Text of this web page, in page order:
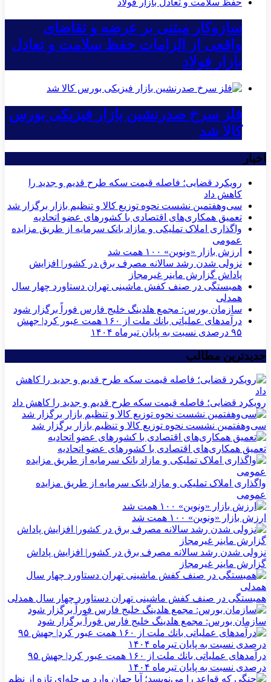
سازوکار مبتنی بر عرضه و تقاضای
واقعی از الزامات حفظ سلامت و تعادل
بازار فولاد
فلز سرخ صدرنشین بازار فیزیکی بورس
کالا شد
اخبار
رویکرد قضایی؛ فاصله قیمت سکه طرح قدیم و جدید را
کاهش داد
سی‌و‌هفتمین نشست نحوه توزیع کالا و تنظیم بازار برگزار شد
تعمیق همکاری‌های اقتصادی با کشورهای عضو اتحادیه
واگذاری املاک تملیکی و مازاد بانک سرمایه از طریق مزایده
عمومی
ارزش بازار «ونوین» ۱۰۰ همت شد
نزولی شدن رشد سالانه مصرف برق در کشور| افزایش
پاداش گزارش ماینر غیرمجاز
همبستگی در صنف کفش ماشینی تهران دستاورد چهار سال
همدلی
سازمان بورس: مجمع هلدینگ خلیج فارس فوراً برگزار شود
درآمدهای عملیاتی بانك ملت از ۱۶۰ همت عبور كرد| جهش
۹۵ درصدی نسبت به پایان تیرماه ۱۴۰۴
جدیدترین مطالب
رویکرد قضایی؛ فاصله قیمت سکه طرح قدیم و جدید را کاهش داد
سی‌و‌هفتمین نشست نحوه توزیع کالا و تنظیم بازار برگزار شد
تعمیق همکاری‌های اقتصادی با کشورهای عضو اتحادیه
واگذاری املاک تملیکی و مازاد بانک سرمایه از طریق مزایده
عمومی
ارزش بازار «ونوین» ۱۰۰ همت شد
نزولی شدن رشد سالانه مصرف برق در کشور| افزایش پاداش
گزارش ماینر غیرمجاز
همبستگی در صنف کفش ماشینی تهران دستاورد چهار سال همدلی
سازمان بورس: مجمع هلدینگ خلیج فارس فوراً برگزار شود
درآمدهای عملیاتی بانك ملت از ۱۶۰ همت عبور كرد| جهش ۹۵
درصدی نسبت به پایان تیرماه ۱۴۰۴